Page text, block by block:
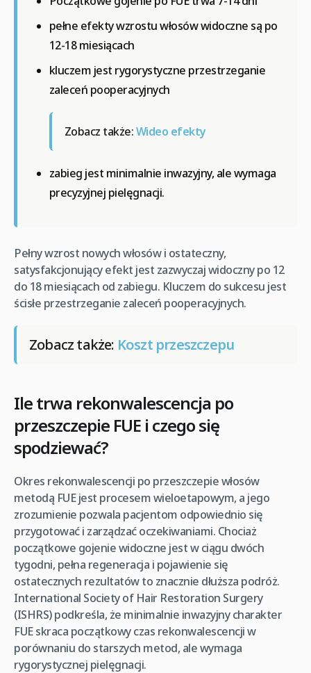
pełne efekty wzrostu włosów widoczne są po
12-18 miesiącach
kluczem jest rygorystyczne przestrzeganie
zaleceń pooperacyjnych
Zobacz także:Wideo efekty
zabieg jest minimalnie inwazyjny, ale wymaga
precyzyjnej pielęgnacji.
Pełny wzrost nowych włosów i ostateczny,
satysfakcjonujący efekt jest zazwyczaj widoczny po 12
do 18 miesiącach od zabiegu. Kluczem do sukcesu jest
ścisłe przestrzeganie zaleceń pooperacyjnych.
Zobacz także: Koszt przeszczepu
Ile trwa rekonwalescencja po
przeszczepie FUE i czego się
spodziewać?
Okres rekonwalescencji po przeszczepie włosów
metodą FUE jest procesem wieloetapowym, a jego
zrozumienie pozwala pacjentom odpowiednio się
przygotować i zarządzać oczekiwaniami. Chociaż
początkowe gojenie widoczne jest w ciągu dwóch
tygodni, pełna regeneracja i pojawienie się
ostatecznych rezultatów to znacznie dłuższa podróż.
International Society of Hair Restoration Surgery
(ISHRS) podkreśla, że minimalnie inwazyjny charakter
FUE skraca początkowy czas rekonwalescencji w
porównaniu do starszych metod, ale wymaga
rygorystycznej pielęgnacji.